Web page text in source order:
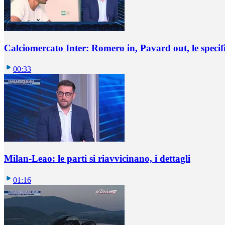
Calciomercato Inter: Romero in, Pavard out, le
00:33
Milan-Leao: le parti si riavvicinano, i dettagli
01:16